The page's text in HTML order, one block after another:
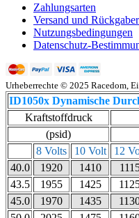
Zahlungsarten
Versand und
Nutzungsbedingungen
Datenschutz-
Urheberrechte © 2025 Racedom,
ID1050x Dynamische
Kraftstoffdruck
(psid)
8 Volts
10 Volt 12
40.0
1920 1410
43.5
1955 1425
45.0
1970 1435